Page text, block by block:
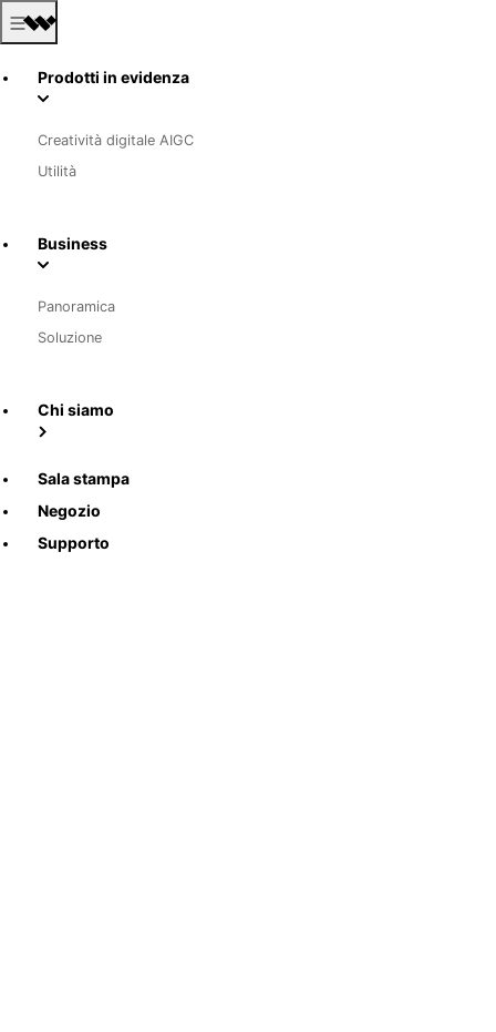
Prodotti in evidenza
Creatività digitale AIGC
Utilità
Business
Panoramica
Soluzione
Chi siamo
Sala stampa
Negozio
Supporto